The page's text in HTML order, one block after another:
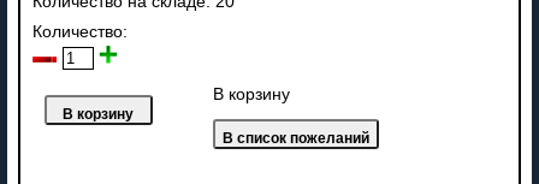
Количество:
В корзину